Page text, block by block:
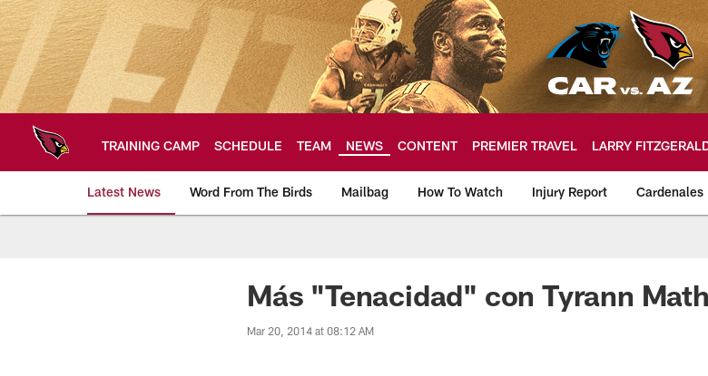
Skip
to
main
content
TRAINING CAMP SCHEDULE TEAM NEWS CONTENT PREMIER TRAVEL LARRY
Latest News Word From The Birds Mailbag How To Watch Injury Report Cardenales
Arizona Cardinals Home: The
Más "Tenacidad" con Tyrann
Mar 20, 2014 at 08:12 AM